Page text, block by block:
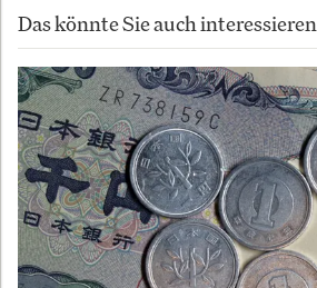
Das könnte Sie auch interessieren